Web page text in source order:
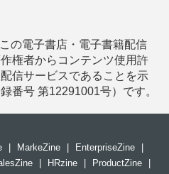
の電子書店・電子書籍配信
権者からコンテンツ使用許
信サービスであることを示
番号 第12291001号）です。
MarkeZine EnterpriseZine
HRzine ProductZine